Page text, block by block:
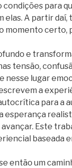
para
elas. A partir
momento certo,
e
tensão,
nesse lugar
a
para a
esperança
Este
baseada
então um